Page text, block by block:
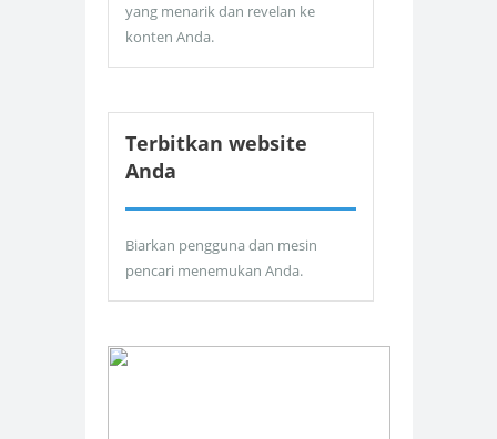
yang menarik dan revelan ke
konten Anda.
Terbitkan website
Anda
Biarkan pengguna dan mesin
pencari menemukan Anda.